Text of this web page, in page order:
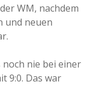
WM, nachdem
und neuen
nie bei einer
9:0. Das war